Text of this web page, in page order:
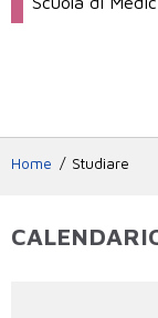
Home Studiare